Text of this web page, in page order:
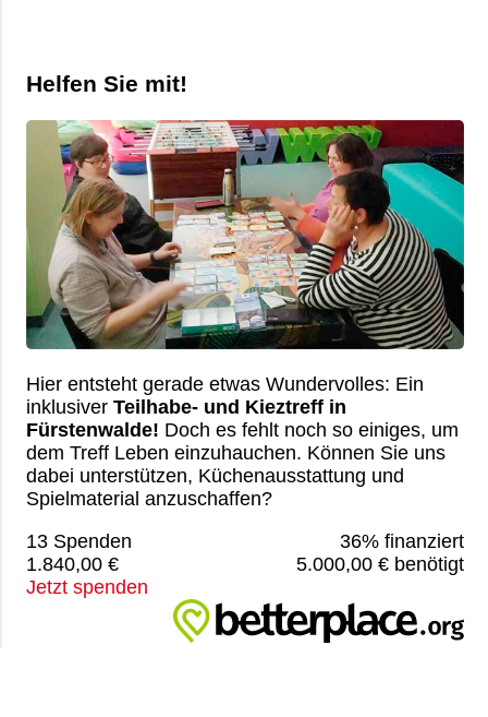
Erziehungs- & Familienberatung
Suchtberatung
Selbsthilfekontaktstelle im
„Zimmer mit Aussicht“
Helferkreis
Mehrgenerationenhaus
Eltern-Kind-Zentrum Briesen
Angebote für Senioren
Kietztreff im „Zimmer mit Aussicht“
Chronik
Satzung
Spenden
Helfen Sie mit!
Hier entsteht gerade etwas Wundervolles: Ein
inklusiverTeilhabe- und Kieztreff in
Fürstenwalde! Doch es fehlt noch so einiges, um
dem Treff Leben einzuhauchen. Können Sie uns
dabei unterstützen, Küchenausstattung und
Spielmaterial anzuschaffen?
13 Spenden
36% finanziert
1.840,00 €
5.000,00 € benötigt
Jetzt spenden